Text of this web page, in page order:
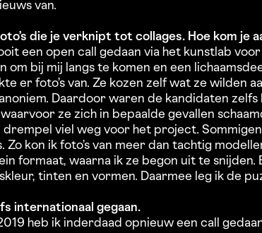
van.
die je verknipt tot collages. Hoe kom je
een open call gedaan via het kunstlab
om bij mij langs te komen en een
er foto’s van. Ze kozen zelf wat ze wilden
Daardoor waren de kandidaten
ze zich in bepaalde gevallen
viel weg voor het project.
Zo kon ik foto’s van meer dan tachtig
formaat, waarna ik ze begon uit te snijden.
tinten en vormen. Daarmee leg ik de
internationaal gegaan.
heb ik inderdaad opnieuw een call